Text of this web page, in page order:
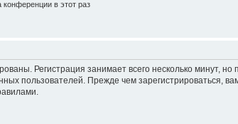
в этот раз
Регистрация занимает всего несколько минут,
пользователей. Прежде чем